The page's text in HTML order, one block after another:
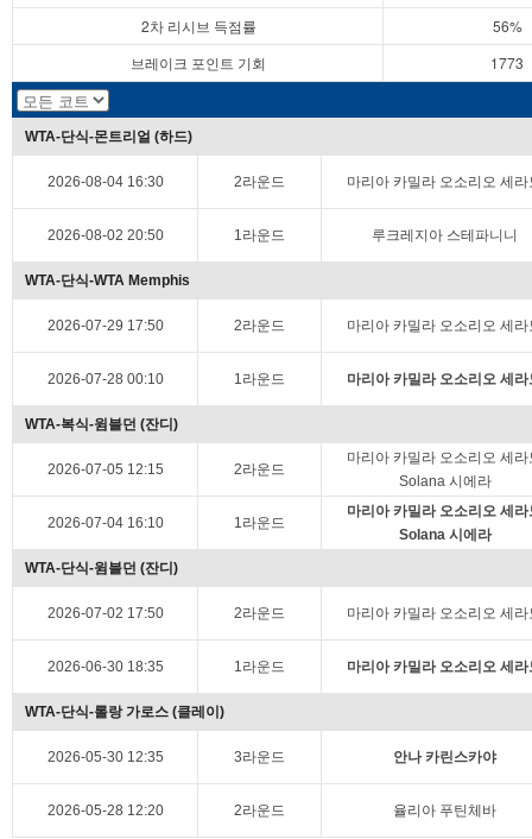
2차 리시브 득점률
56%
브레이크 포인트 기회
1773
WTA-단식-몬트리얼 (하드)
2026-08-04 16:30 2라운드 마리아 카밀라 오소리오 세라
2026-08-02 20:50 1라운드 루크레지아 스테파니니
WTA-단식-WTA Memphis
2026-07-29 17:50 2라운드 마리아 카밀라 오소리오 세라
2026-07-28 00:10 1라운드 마리아 카밀라 오소리오 세라
WTA-복식-윔블던 (잔디)
2026-07-05 12:15 2라운드
마리아 카밀라 오소리오 세라
Solana 시에라
2026-07-04 16:10 1라운드
마리아 카밀라 오소리오 세라
Solana 시에라
WTA-단식-윔블던 (잔디)
2026-07-02 17:50 2라운드 마리아 카밀라 오소리오 세라
2026-06-30 18:35 1라운드 마리아 카밀라 오소리오 세라
WTA-단식-롤랑 가로스 (클레이)
2026-05-30 12:35 3라운드 안나 카린스카야
2026-05-28 12:20 2라운드 율리아 푸틴체바